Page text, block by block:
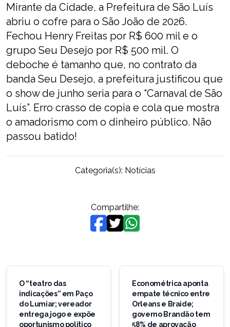
Mirante da Cidade, a Prefeitura de São Luís
abriu o cofre para o São João de 2026.
Fechou Henry Freitas por R$ 600 mil e o
grupo Seu Desejo por R$ 500 mil. O
deboche é tamanho que, no contrato da
banda Seu Desejo, a prefeitura justificou que
o show de junho seria para o “Carnaval de São
Luís”. Erro crasso de copia e cola que mostra
o amadorismo com o dinheiro público. Não
passou batido!
Categoria(s): Notícias
Compartilhe:
Navegação
Post
O “teatro das
indicações” em Paço
do Lumiar; vereador
entrega jogo e expõe
oportunismo político
Econométrica aponta
empate técnico entre
Orleans e Braide;
governo Brandão tem
58% de aprovação